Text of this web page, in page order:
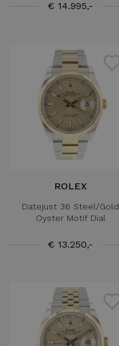
€ 14.995,-
ROLEX
Datejust 36 Steel/Gold
Oyster Motif Dial
€ 13.250,-